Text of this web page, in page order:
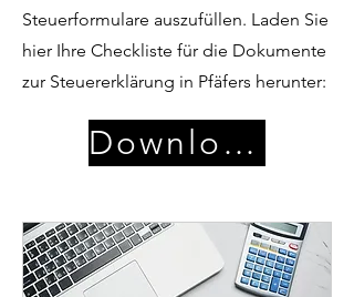
Steuerformulare auszufüllen. Laden Sie
hier Ihre Checkliste für die Dokumente
zur Steuererklärung in Pfäfers herunter:
Download